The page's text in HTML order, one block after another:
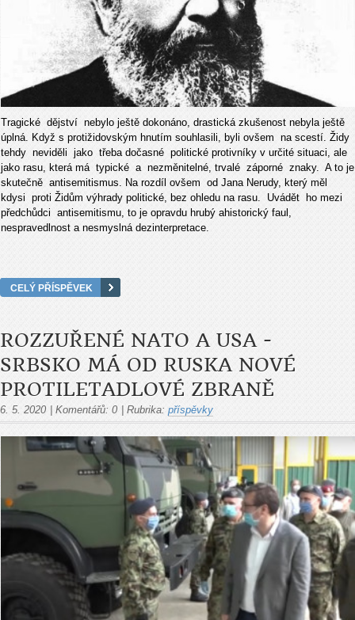
Tragické dějství nebylo ještě dokonáno, drastická zkušenost nebyla ještě
úplná. Když s protižidovským hnutím souhlasili, byli ovšem na scestí. Židy
tehdy neviděli jako třeba dočasné politické protivníky v určité situaci, ale
jako rasu, která má typické a nezměnitelné, trvalé záporné znaky. A to je
skutečně antisemitismus. Na rozdíl ovšem od Jana Nerudy, který měl
kdysi proti Židům výhrady politické, bez ohledu na rasu. Uvádět ho mezi
předchůdci antisemitismu, to je opravdu hrubý ahistorický faul,
nespravedlnost a nesmyslná dezinterpretace.
CELÝ PŘÍSPĚVEK
ROZZUŘENÉ NATO A USA -
SRBSKO MÁ OD RUSKA NOVÉ
PROTILETADLOVÉ ZBRANĚ
6. 5. 2020 Komentářů: 0 Rubrika: příspěvky